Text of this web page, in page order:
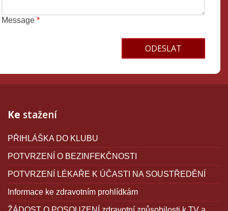
Message *
Ke stažení
PŘIHLÁŠKA DO KLUBU
POTVRZENÍ O BEZINFEKČNOSTI
POTVRZENÍ LÉKAŘE K ÚČASTI NA SOUSTŘEDĚNÍ
Informace ke zdravotním prohlídkám